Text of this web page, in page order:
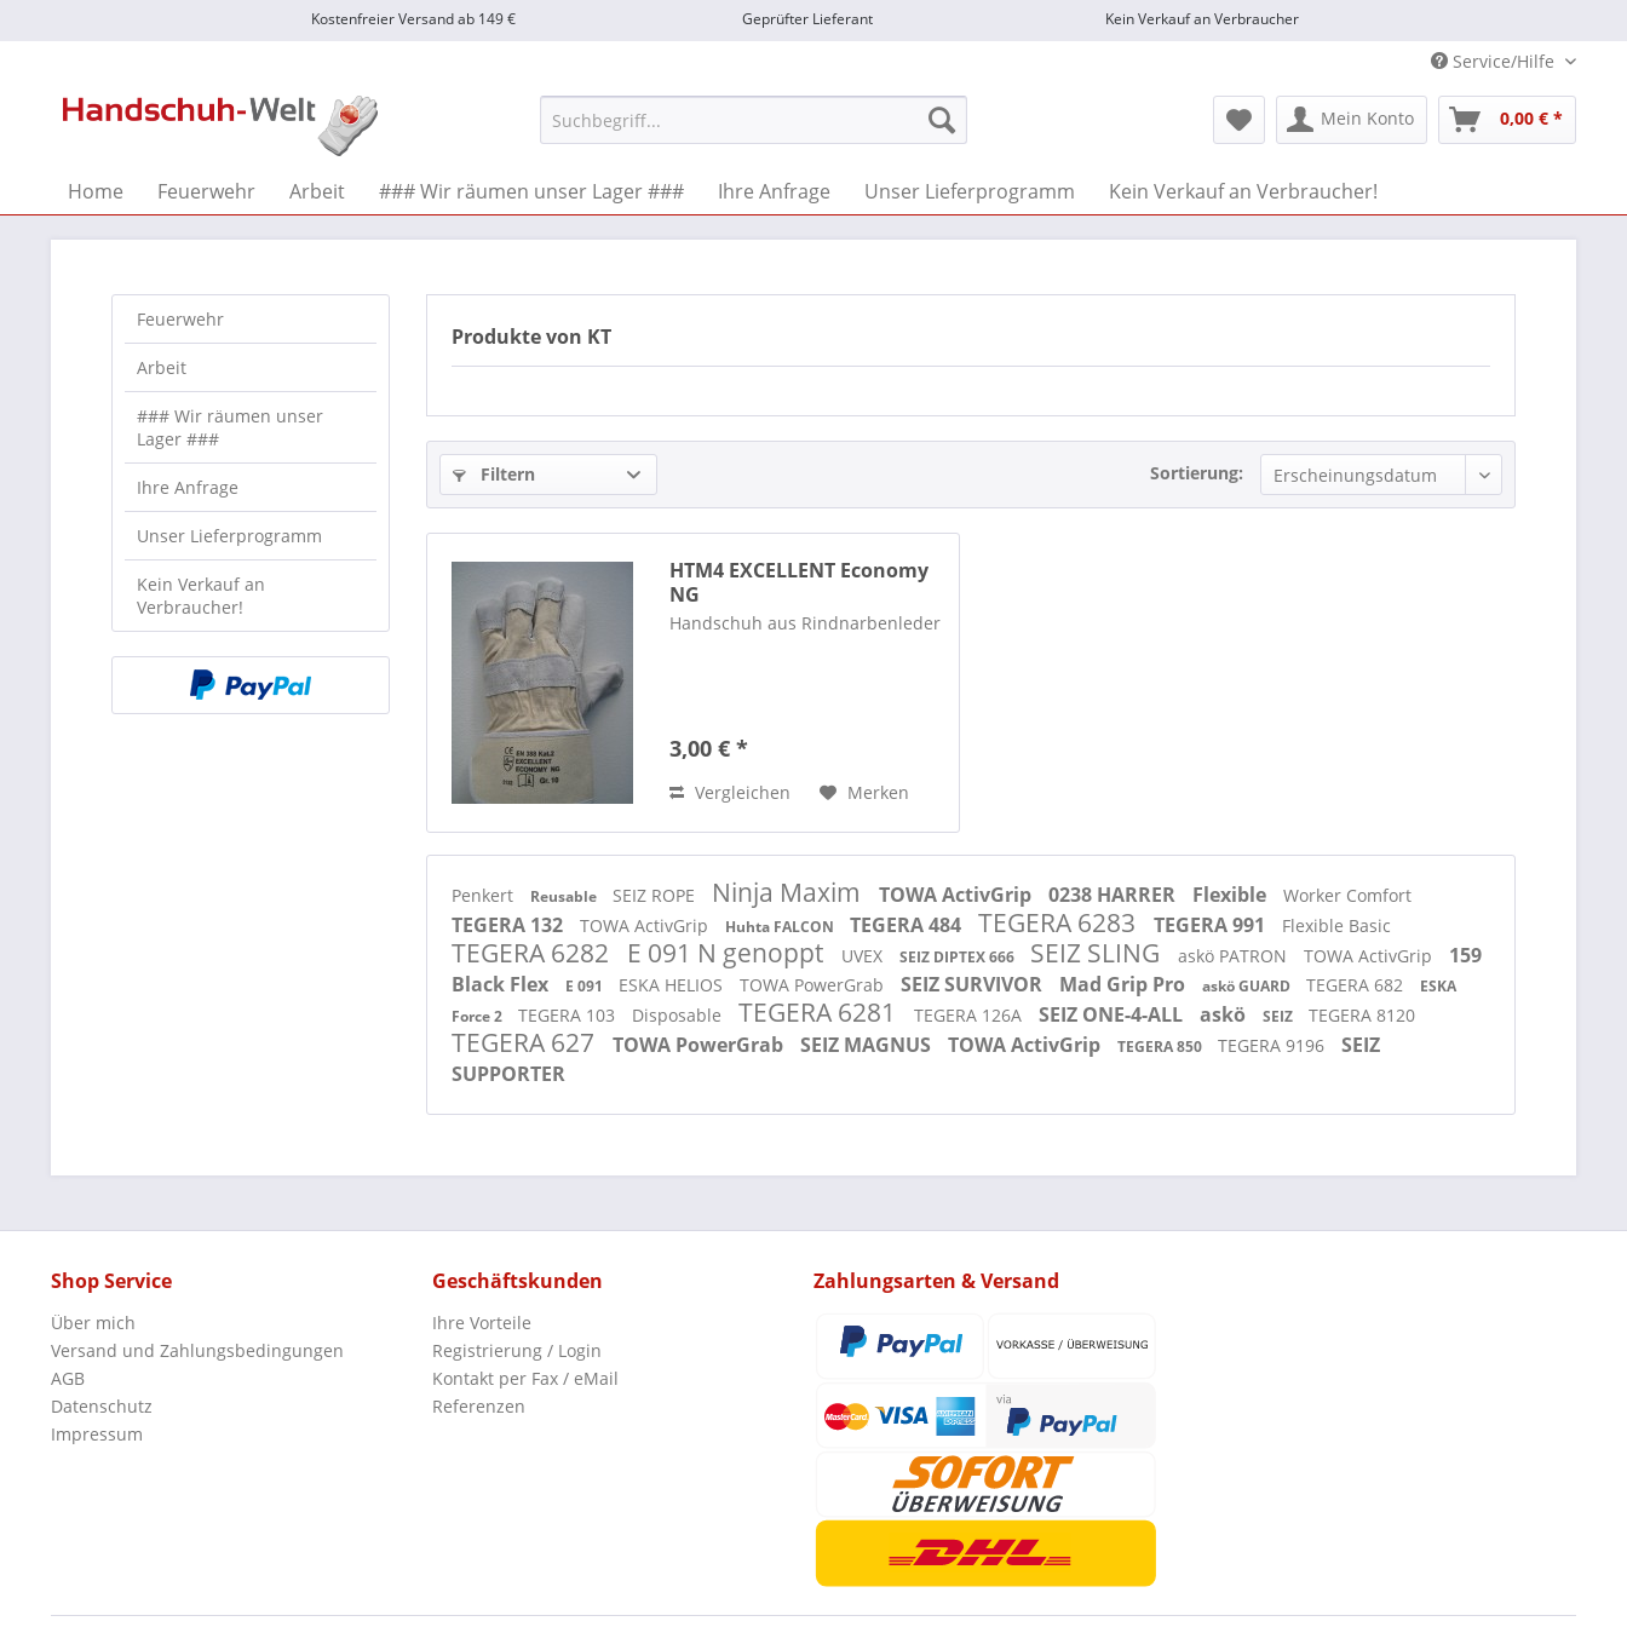
Kostenfreier Versand ab 149 € Geprüfter Lieferant Kein Verkauf an Verbraucher
Service/Hilfe
Mein Konto 0,00 € *
Home Feuerwehr Arbeit ### Wir räumen unser Lager ### Ihre Anfrage Unser Lieferprogramm Kein Verkauf an Verbraucher!
Feuerwehr
Arbeit
### Wir räumen unser
Lager ###
Ihre Anfrage
Unser Lieferprogramm
Kein Verkauf an
Verbraucher!
Produkte von KT
Filtern Sortierung:
HTM4 EXCELLENT Economy
NG
Handschuh aus Rindnarbenleder
3,00 € *
Vergleichen Merken
Penkert Reusable SEIZ ROPE Ninja Maxim TOWA ActivGrip 0238 HARRER Flexible Worker Comfort
TEGERA 132 TOWA ActivGrip Huhta FALCON TEGERA 484 TEGERA 6283 TEGERA 991 Flexible Basic
TEGERA 6282 E 091 N genoppt UVEX SEIZ DIPTEX 666 SEIZ SLING askö PATRON TOWA ActivGrip
159
Black Flex
E 091 ESKA HELIOS TOWA PowerGrab SEIZ SURVIVOR Mad Grip Pro askö GUARD TEGERA 682
ESKA
Force 2
TEGERA 103 Disposable TEGERA 6281 TEGERA 126A SEIZ ONE-4-ALL askö SEIZ TEGERA 8120
TEGERA 627 TOWA PowerGrab SEIZ MAGNUS TOWA ActivGrip TEGERA 850 TEGERA 9196
SEIZ
SUPPORTER
Shop Service
Über mich
Versand und Zahlungsbedingungen
AGB
Datenschutz
Impressum
Geschäftskunden
Ihre Vorteile
Registrierung / Login
Kontakt per Fax / eMail
Referenzen
Zahlungsarten & Versand